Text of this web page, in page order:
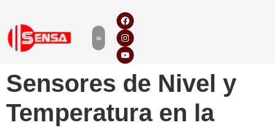
Sensores de Nivel y
Temperatura en la